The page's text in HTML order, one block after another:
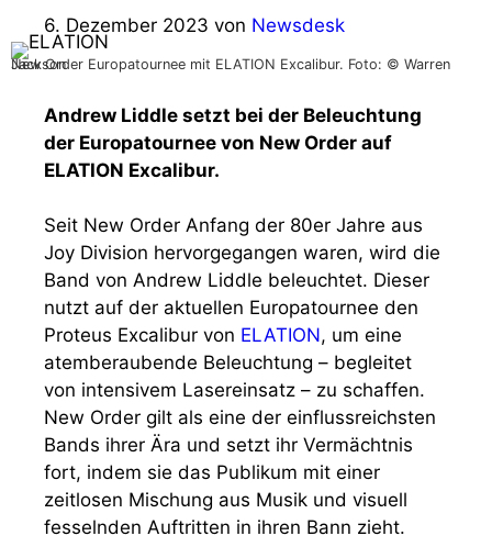
6. Dezember 2023 von Newsdesk
New Order Europatournee mit ELATION Excalibur. Foto: © Warren Jackson
Andrew Liddle setzt bei der Beleuchtung
der Europatournee von New Order auf
ELATION Excalibur.
Seit New Order Anfang der 80er Jahre aus
Joy Division hervorgegangen waren, wird die
Band von Andrew Liddle beleuchtet. Dieser
nutzt auf der aktuellen Europatournee den
Proteus Excalibur von ELATION, um eine
atemberaubende Beleuchtung – begleitet
von intensivem Lasereinsatz – zu schaffen.
New Order gilt als eine der einflussreichsten
Bands ihrer Ära und setzt ihr Vermächtnis
fort, indem sie das Publikum mit einer
zeitlosen Mischung aus Musik und visuell
fesselnden Auftritten in ihren Bann zieht.